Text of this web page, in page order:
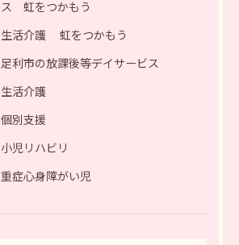
ス 虹をつかもう
生活介護 虹をつかもう
足利市の放課後等デイサービス
生活介護
個別支援
小児リハビリ
重症心身障がい児